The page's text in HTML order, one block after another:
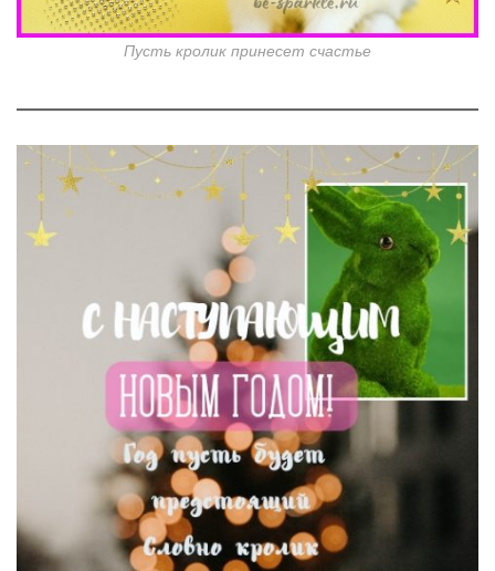
Пусть кролик принесет счастье